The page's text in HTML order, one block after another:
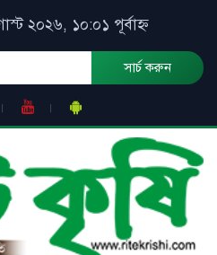
২০২৬, ১০:০১ পূর্বাহ্ন
সার্চ করুন